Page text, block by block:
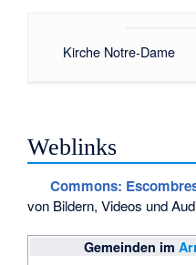
Kirche Notre-Dame
Weblinks
Commons:
von Bildern, Videos und
Gemeinden im